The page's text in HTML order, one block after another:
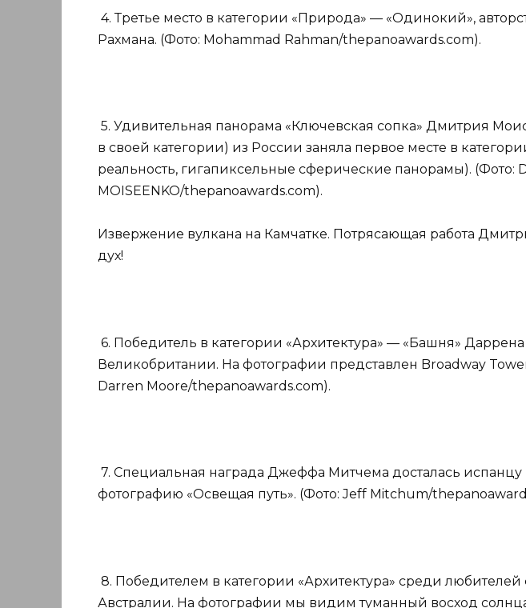
4. Третье место в категории «Природа» — «Одинокий»,
Рахмана. (Фото: Mohammad Rahman/thepanoawards.com).
5. Удивительная панорама «Ключевская сопка» Дмитрия
в своей категории) из России заняла первое месте в
реальность, гигапиксельные сферические панорамы). (Фото:
MOISEENKO/thepanoawards.com).
Извержение вулкана на Камчатке. Потрясающая работа
дух!
6. Победитель в категории «Архитектура» — «Башня»
Великобритании. На фотографии представлен Broadway
Darren Moore/thepanoawards.com).
7. Специальная награда Джеффа Митчема досталась испанцу
фотографию «Освещая путь». (Фото: Jeff Mitchum/
8. Победителем в категории «Архитектура» среди
Австралии. На фотографии мы видим туманный восход